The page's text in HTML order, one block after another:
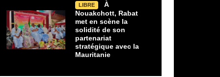
LIBRE
À
Nouakchott, Rabat
met en scène la
solidité de son
partenariat
stratégique avec la
Mauritanie